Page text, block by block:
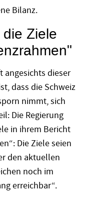
Bilanz.
Ziele
angesichts dieser
dass die Schweiz
nimmt, sich
Die Regierung
in ihrem Bericht
Die Ziele seien
den aktuellen
noch im
erreichbar“.